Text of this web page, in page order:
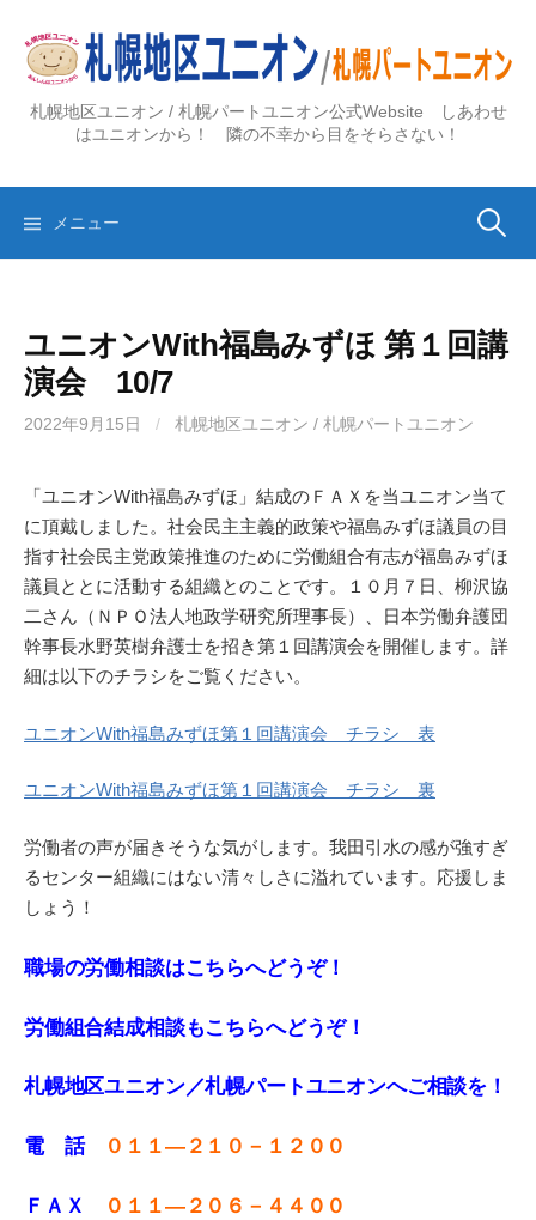
ス
札幌地区ユニオン / 札幌パートユニオン公式Website しあわせ
はユニオンから！ 隣の不幸から目をそらさない！
メニュー 検
ユニオンWith福島みずほ 第１回講
演会 10/7
2022年9月15日 / 札幌地区ユニオン / 札幌パートユニオン
「ユニオンWith福島みずほ」結成のＦＡＸを当ユニオン当て
に頂戴しました。社会民主主義的政策や福島みずほ議員の目
指す社会民主党政策推進のために労働組合有志が福島みずほ
議員ととに活動する組織とのことです。１０月７日、柳沢協
二さん（ＮＰＯ法人地政学研究所理事長）、日本労働弁護団
幹事長水野英樹弁護士を招き第１回講演会を開催します。詳
細は以下のチラシをご覧ください。
ユニオンWith福島みずほ第１回講演会 チラシ 表
ユニオンWith福島みずほ第１回講演会 チラシ 裏
労働者の声が届きそうな気がします。我田引水の感が強すぎ
るセンター組織にはない清々しさに溢れています。応援しま
しょう！
職場の労働相談はこちらへどうぞ！
労働組合結成相談もこちらへどうぞ！
札幌地区ユニオン／札幌パートユニオンへご相談を！
電 話 ０１１—２１０－１２００
ＦＡＸ ０１１—２０６－４４００